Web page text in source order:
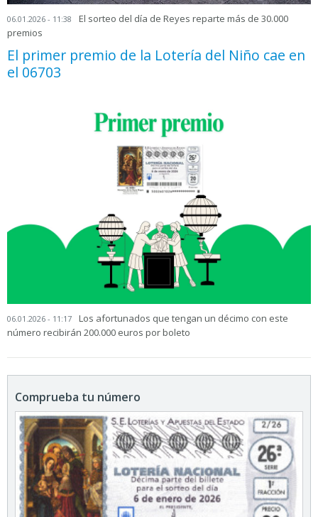
06.01.2026 - 11:38
El sorteo del día de Reyes reparte más de 30.000
premios
El primer premio de la Lotería del Niño cae en
el 06703
06.01.2026 - 11:17
Los afortunados que tengan un décimo con este
número recibirán 200.000 euros por boleto
Comprueba tu número